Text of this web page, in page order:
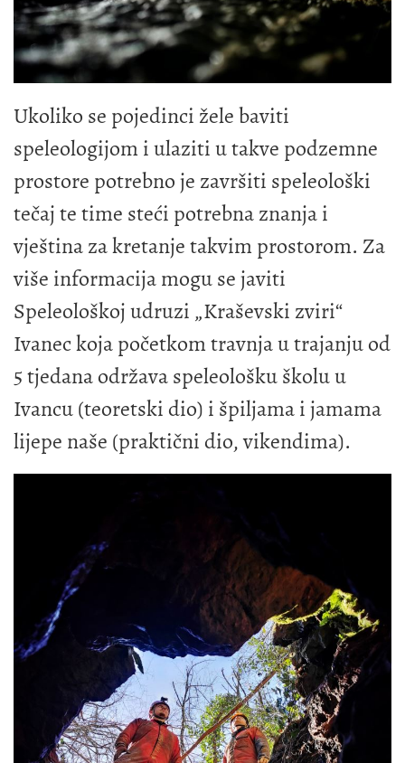
Ukoliko se pojedinci žele baviti
speleologijom i ulaziti u takve podzemne
prostore potrebno je završiti speleološki
tečaj te time steći potrebna znanja i
vještina za kretanje takvim prostorom. Za
više informacija mogu se javiti
Speleološkoj udruzi „Kraševski zviri“
Ivanec koja početkom travnja u trajanju od
5 tjedana održava speleološku školu u
Ivancu (teoretski dio) i špiljama i jamama
lijepe naše (praktični dio, vikendima).